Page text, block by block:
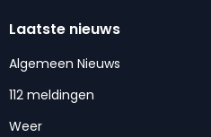
Laatste nieuws
Algemeen Nieuws
112 meldingen
Weer